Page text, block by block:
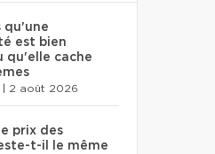
qu'une
est bien
qu'elle cache
2 août 2026
prix des
t-il le même